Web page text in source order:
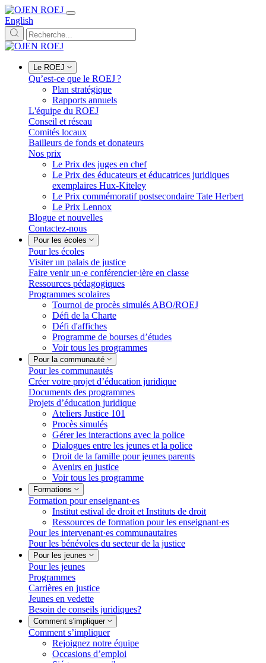
English
Le ROEJ
Qu’est-ce que le ROEJ ?
Plan stratégique
Rapports annuels
L'équipe du ROEJ
Conseil et réseau
Comités locaux
Bailleurs de fonds et donateurs
Nos prix
Le Prix des juges en chef
Le Prix des éducateurs et éducatrices juridiques
exemplaires Hux-Kiteley
Le Prix commémoratif postsecondaire Tate Herbert
Le Prix Lennox
Blogue et nouvelles
Contactez-nous
Pour les écoles
Pour les écoles
Visiter un palais de justice
Faire venir un·e conférencier·ière en classe
Ressources pédagogiques
Programmes scolaires
Tournoi de procès simulés ABO/ROEJ
Défi de la Charte
Défi d'affiches
Programme de bourses d’études
Voir tous les programmes
Pour la communauté
Pour les communautés
Créer votre projet d’éducation juridique
Documents des programmes
Projets d’éducation juridique
Ateliers Justice 101
Procès simulés
Gérer les interactions avec la police
Dialogues entre les jeunes et la police
Droit de la famille pour jeunes parents
Avenirs en justice
Voir tous les programme
Formations
Formation pour enseignant·es
Institut estival de droit et Instituts de droit
Ressources de formation pour les enseignant·es
Pour les intervenant·es communautaires
Pour les bénévoles du secteur de la justice
Pour les jeunes
Pour les jeunes
Programmes
Carrières en justice
Jeunes en vedette
Besoin de conseils juridiques?
Comment s'impliquer
Comment s’impliquer
Rejoignez notre équipe
Occasions d’emploi